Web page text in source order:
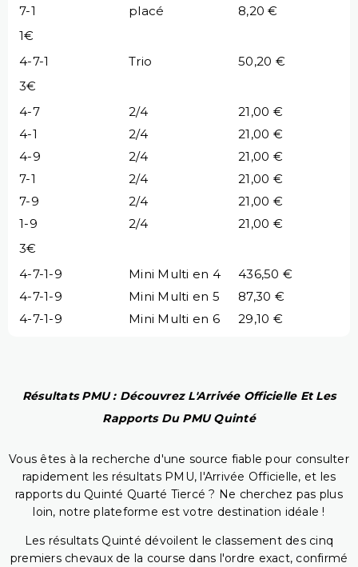
7-1 placé
8,20 €
1€
4-7-1
Trio
50,20 €
3€
4-7
2/4
21,00 €
4-1
2/4
21,00 €
4-9
2/4
21,00 €
7-1
2/4
21,00 €
7-9
2/4
21,00 €
1-9
2/4
21,00 €
3€
4-7-1-9
Mini Multi en 4
436,50 €
4-7-1-9
Mini Multi en 5
87,30 €
4-7-1-9
Mini Multi en 6 29,10 €
Résultats PMU : Découvrez L'Arrivée Officielle Et Les
Rapports Du PMU Quinté
Vous êtes à la recherche d'une source fiable pour consulter
rapidement les résultats PMU, l'Arrivée Officielle, et les
rapports du Quinté Quarté Tiercé ? Ne cherchez pas plus
loin, notre plateforme est votre destination idéale !
Les résultats Quinté dévoilent le classement des cinq
premiers chevaux de la course dans l'ordre exact, confirmé